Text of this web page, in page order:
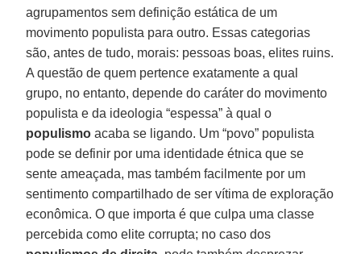
agrupamentos sem definição estática de um
movimento populista para outro. Essas categorias
são, antes de tudo, morais: pessoas boas, elites ruins.
A questão de quem pertence exatamente a qual
grupo, no entanto, depende do caráter do movimento
populista e da ideologia “espessa” à qual o
populismo acaba se ligando. Um “povo” populista
pode se definir por uma identidade étnica que se
sente ameaçada, mas também facilmente por um
sentimento compartilhado de ser vítima de exploração
econômica. O que importa é que culpa uma classe
percebida como elite corrupta; no caso dos